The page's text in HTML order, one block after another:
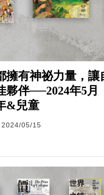
擁有神祕力量，讓
夥伴──2024年5月
&兒童
2024/05/15